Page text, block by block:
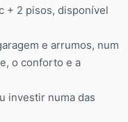
+ 2 pisos, disponível
e arrumos, num
o conforto e a
investir numa das